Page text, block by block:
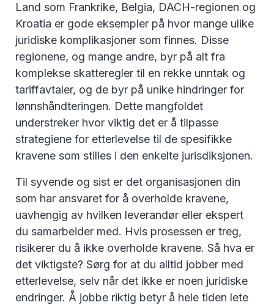
Land som Frankrike, Belgia, DACH-regionen og
Kroatia er gode eksempler på hvor mange ulike
juridiske komplikasjoner som finnes. Disse
regionene, og mange andre, byr på alt fra
komplekse skatteregler til en rekke unntak og
tariffavtaler, og de byr på unike hindringer for
lønnshåndteringen. Dette mangfoldet
understreker hvor viktig det er å tilpasse
strategiene for etterlevelse til de spesifikke
kravene som stilles i den enkelte jurisdiksjonen.
Til syvende og sist er det organisasjonen din
som har ansvaret for å overholde kravene,
uavhengig av hvilken leverandør eller ekspert
du samarbeider med. Hvis prosessen er treg,
risikerer du å ikke overholde kravene. Så hva er
det viktigste? Sørg for at du alltid jobber med
etterlevelse, selv når det ikke er noen juridiske
endringer. Å jobbe riktig betyr å hele tiden lete